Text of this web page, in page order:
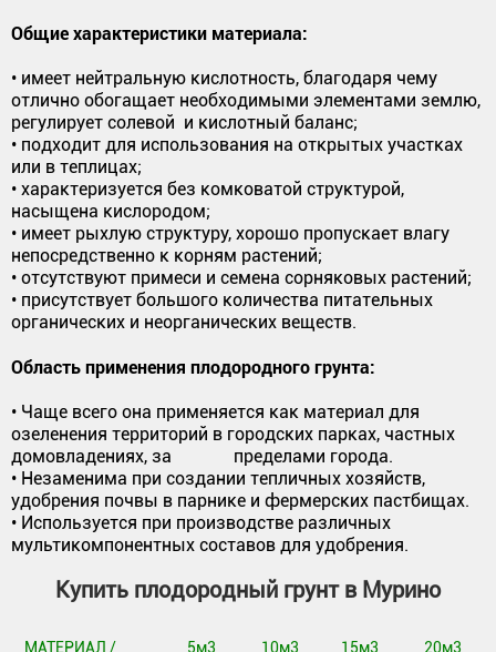
Общие характеристики материала:
• имеет нейтральную кислотность, благодаря чему
отлично обогащает необходимыми элементами землю,
регулирует солевой и кислотный баланс;
• подходит для использования на открытых участках
или в теплицах;
• характеризуется без комковатой структурой,
насыщена кислородом;
• имеет рыхлую структуру, хорошо пропускает влагу
непосредственно к корням растений;
• отсутствуют примеси и семена сорняковых растений;
• присутствует большого количества питательных
органических и неорганических веществ.
Область применения плодородного грунта:
• Чаще всего она применяется как материал для
озеленения территорий в городских парках, частных
домовладениях, за пределами города.
• Незаменима при создании тепличных хозяйств,
удобрения почвы в парнике и фермерских пастбищах.
• Используется при производстве различных
мультикомпонентных составов для удобрения.
Купить плодородный грунт в Мурино
МАТЕРИАЛ /
5м3 10м3 15м3 20м3